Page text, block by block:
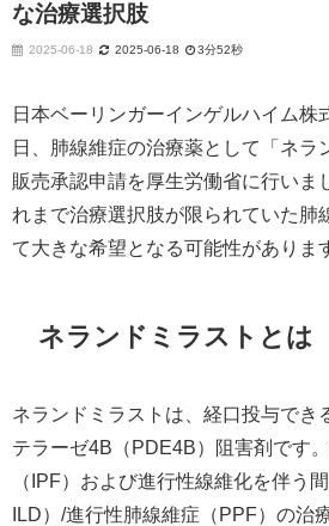
な治療選択肢
2025-06-18 2025-06-18 3分52秒
日本ベーリンガーインゲルハイム株
日、肺線維症の治療薬として「ネラ
販売承認申請を厚生労働省に行いま
れまで治療選択肢が限られていた肺
て大きな希望となる可能性がありま
ネランドミラストとは
ネランドミラストは、経口投与でき
テラーゼ4B（PDE4B）阻害剤です
（IPF）および進行性線維化を伴う
ILD）/進行性肺線維症（PPF）の治